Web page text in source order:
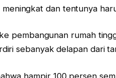
dan tentunya
pembangunan rumah
sebanyak delapan dari
hampir 100 persen